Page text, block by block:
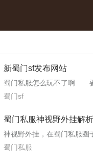
新蜀门sf发布网站
蜀门私服怎么玩不了啊 要
要下载并安装特定版本的客
体步骤：要下载安装207客
客户端的文件夹下。下载和
闭你所有的杀毒软件。其
蜀门sf
蜀门私服神视野外挂解析
神视野外挂，在蜀门私服圈
新鲜词了。从早期的按键精
蜀门私服